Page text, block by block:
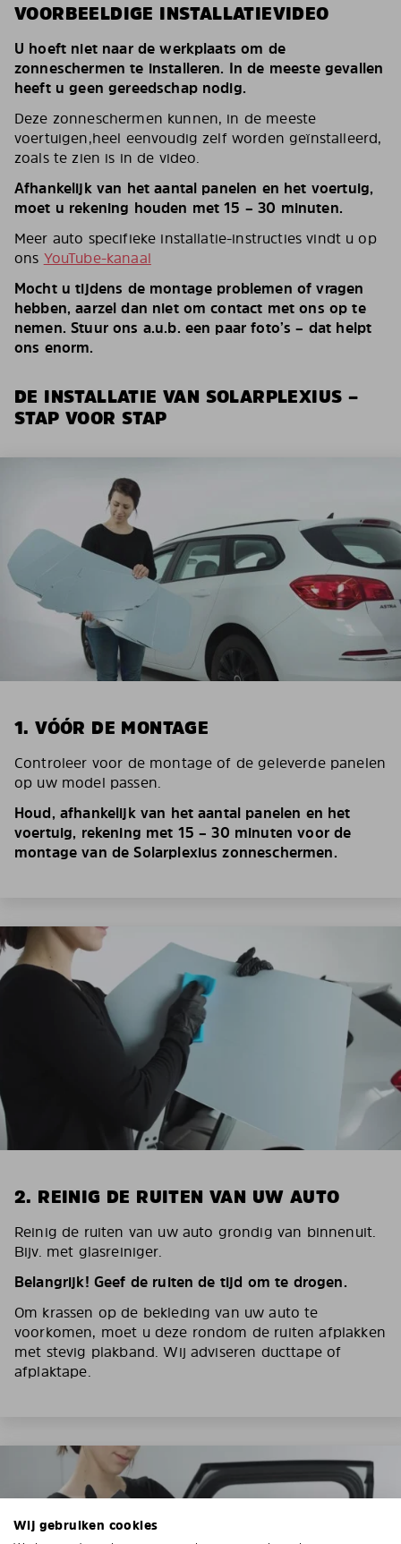
VOORBEELDIGE INSTALLATIEVIDEO
U hoeft niet naar de werkplaats om de
zonneschermen te installeren. In de meeste gevallen
heeft u geen gereedschap nodig.
Deze zonneschermen kunnen, in de meeste
voertuigen,heel eenvoudig zelf worden geïnstalleerd,
zoals te zien is in de video.
Afhankelijk van het aantal panelen en het voertuig,
moet u rekening houden met 15 – 30 minuten.
Meer auto specifieke installatie-instructies vindt u op
ons YouTube-kanaal
Mocht u tijdens de montage problemen of vragen
hebben, aarzel dan niet om contact met ons op te
nemen. Stuur ons a.u.b. een paar foto’s – dat helpt
ons enorm.
DE INSTALLATIE VAN SOLARPLEXIUS –
STAP VOOR STAP
1. VÓÓR DE MONTAGE
Controleer voor de montage of de geleverde panelen
op uw model passen.
Houd, afhankelijk van het aantal panelen en het
voertuig, rekening met 15 – 30 minuten voor de
montage van de Solarplexius zonneschermen.
2. REINIG DE RUITEN VAN UW AUTO
Reinig de ruiten van uw auto grondig van binnenuit.
Bijv. met glasreiniger.
Belangrijk! Geef de ruiten de tijd om te drogen.
Om krassen op de bekleding van uw auto te
voorkomen, moet u deze rondom de ruiten afplakken
met stevig plakband. Wij adviseren ducttape of
afplaktape.
Wij gebruiken cookies